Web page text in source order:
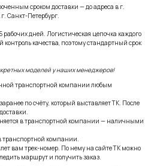
сроком доставки — до адреса в г.
Санкт-Петербург.
дней. Логистическая цепочка каждого
качества, поэтому стандартный срок
моделей у наших менеджеров!
транспортной компании любым
по счёту, который выставляет ТК. После
в транспортной компании — наличными
транспортной компании.
вам трек-номер. По нему на сайте ТК можно
маршрут и получить заказ.